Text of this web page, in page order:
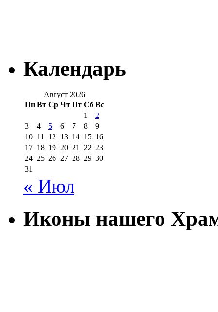
Календарь
Август 2026
Пн Вт Ср Чт Пт Сб Вс
1
2
3
4 5 6 7 8
9
10 11 12 13 14 15 16
17 18 19 20 21 22 23
24 25 26 27 28 29 30
31
« Июл
Иконы нашего